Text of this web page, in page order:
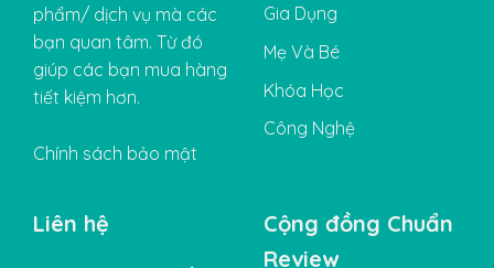
phẩm/ dịch vụ mà các
bạn quan tâm. Từ đó
giúp các bạn mua hàng
tiết kiệm hơn.
Chính sách bảo mật
Gia Dụng
Mẹ Và Bé
Khóa Học
Công Nghệ
Liên hệ
Cộng đồng Chuẩn
Review